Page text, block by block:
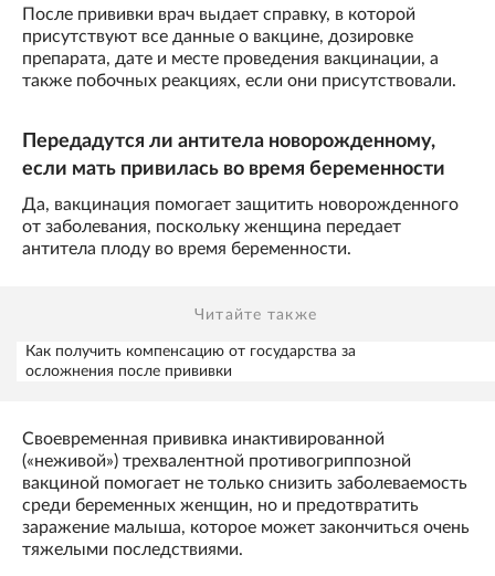
После прививки врач выдает справку, в которой
присутствуют все данные о вакцине, дозировке
препарата, дате и месте проведения вакцинации, а
также побочных реакциях, если они присутствовали.
Передадутся ли антитела новорожденному,
если мать привилась во время беременности
Да, вакцинация помогает защитить новорожденного
от заболевания, поскольку женщина передает
антитела плоду во время беременности.
Читайте также
Как получить компенсацию от государства за
осложнения после прививки
Своевременная прививка инактивированной
(«неживой») трехвалентной противогриппозной
вакциной помогает не только снизить заболеваемость
среди беременных женщин, но и предотвратить
заражение малыша, которое может закончиться очень
тяжелыми последствиями.